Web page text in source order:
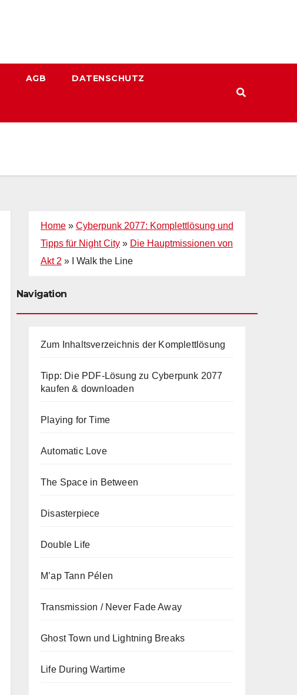
AGB DATENSCHUTZ
Home » Cyberpunk 2077: Komplettlösung und
Tipps für Night City » Die Hauptmissionen von
Akt 2 » I Walk the Line
Navigation
Zum Inhaltsverzeichnis der Komplettlösung
Tipp: Die PDF-Lösung zu Cyberpunk 2077
kaufen & downloaden
Playing for Time
Automatic Love
The Space in Between
Disasterpiece
Double Life
M’ap Tann Pélen
Transmission / Never Fade Away
Ghost Town und Lightning Breaks
Life During Wartime